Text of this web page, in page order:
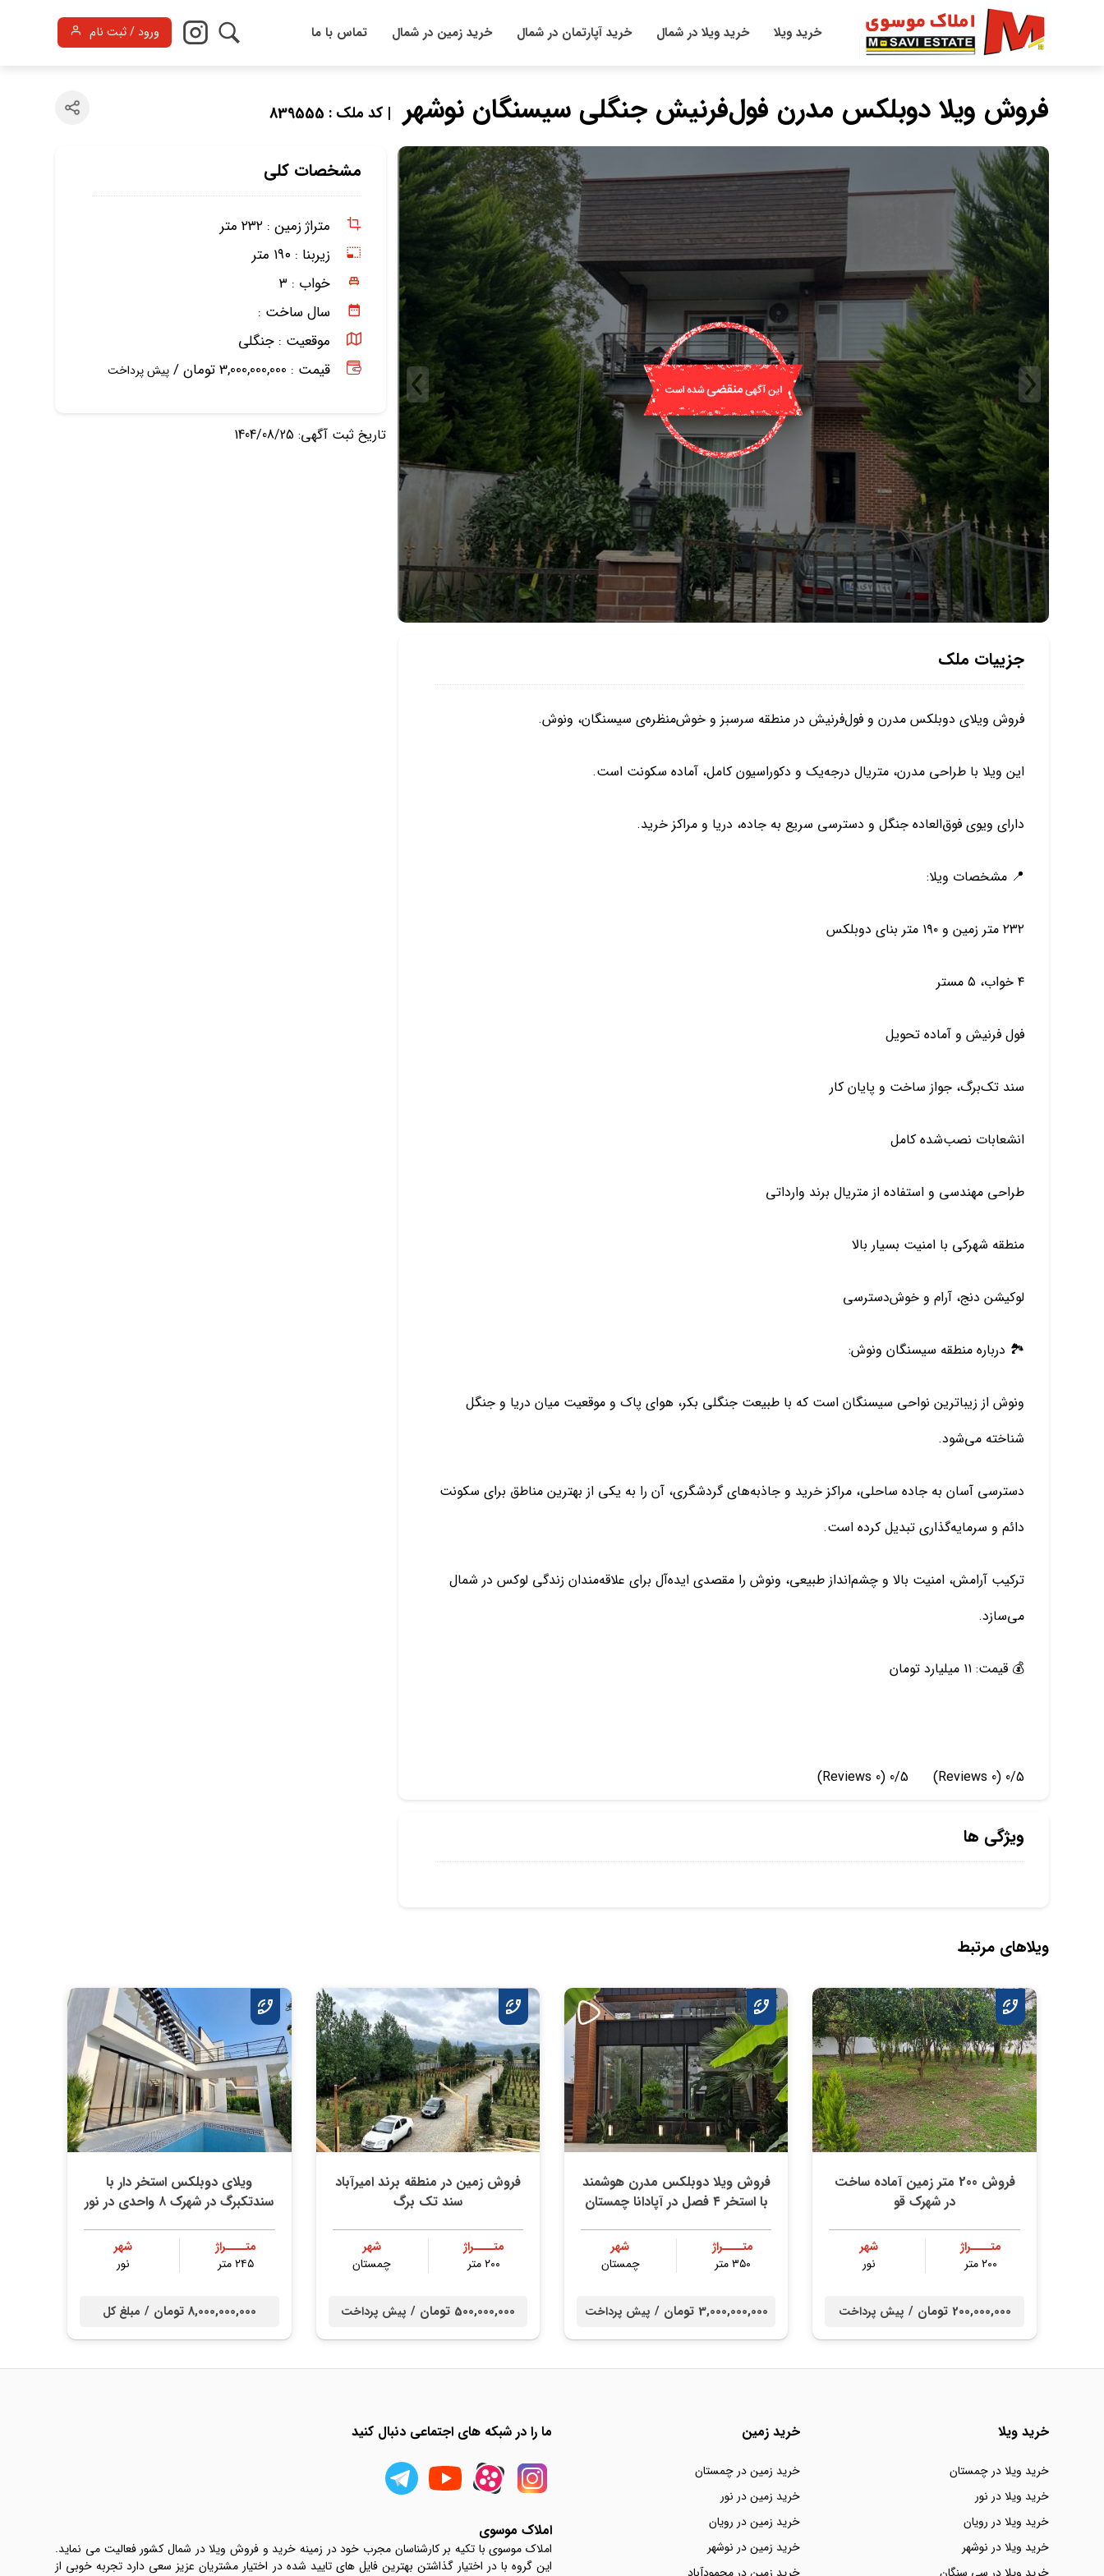
خرید ویلا خرید ویلا در شمال خرید آپارتمان در شمال خرید زمین در شمال تماس با ما ورود / ثبت نام
فروش ویلا دوبلکس مدرن فول‌فرنیش جنگلی سیسنگان نوشهر | کد ملک : 839555
مشخصات کلی
متراژ زمین : ۲۳۲ متر
زیربنا : ۱۹۰ متر
خواب : ۳
سال ساخت :
موقعیت : جنگلی
قیمت : 3,000,000,000 تومان /
پیش پرداخت
تاریخ ثبت آگهی: 1404/08/25
جزییات ملک
فروش ویلای دوبلکس مدرن و فول‌فرنیش در منطقه سرسبز و خوش‌منظره‌ی سیسنگان، ونوش.
این ویلا با طراحی مدرن، متریال درجه‌یک و دکوراسیون کامل، آماده سکونت است.
دارای ویوی فوق‌العاده جنگل و دسترسی سریع به جاده، دریا و مراکز خرید.
📍 مشخصات ویلا:
۲۳۲ متر زمین و ۱۹۰ متر بنای دوبلکس
۴ خواب، ۵ مستر
فول فرنیش و آماده تحویل
سند تک‌برگ، جواز ساخت و پایان کار
انشعابات نصب‌شده کامل
طراحی مهندسی و استفاده از متریال برند وارداتی
منطقه شهرکی با امنیت بسیار بالا
لوکیشن دنج، آرام و خوش‌دسترسی
🏞 درباره منطقه سیسنگان ونوش:
ونوش از زیباترین نواحی سیسنگان است که با طبیعت جنگلی بکر، هوای پاک و موقعیت میان دریا و جنگل
شناخته می‌شود.
دسترسی آسان به جاده ساحلی، مراکز خرید و جاذبه‌های گردشگری، آن را به یکی از بهترین مناطق برای سکونت
دائم و سرمایه‌گذاری تبدیل کرده است.
ترکیب آرامش، امنیت بالا و چشم‌انداز طبیعی، ونوش را مقصدی ایده‌آل برای علاقه‌مندان زندگی لوکس در شمال
می‌سازد.
💰 قیمت: ۱۱ میلیارد تومان
0/5
(0 Reviews)
0/5
(0 Reviews)
ویژگی ها
ویلاهای مرتبط
فروش 200 متر زمین آماده ساخت
در شهرک قو
متــــراژ
۲۰۰ متر
شهر
نور
200,000,000 تومان / پیش پرداخت
فروش ویلا دوبلکس مدرن هوشمند
با استخر ۴ فصل در آپادانا چمستان
متــــراژ
۳۵۰ متر
شهر
چمستان
3,000,000,000 تومان / پیش پرداخت
فروش زمین در منطقه برند امیرآباد
سند تک برگ
متــــراژ
۲۰۰ متر
شهر
چمستان
500,000,000 تومان / پیش پرداخت
ویلای دوبلکس استخر دار با
سندتکبرگ در شهرک ۸ واحدی در نور
متــــراژ
۲۴۵ متر
شهر
نور
8,000,000,000 تومان / مبلغ کل
خرید ویلا
خرید ویلا در چمستان
خرید ویلا در نور
خرید ویلا در رویان
خرید ویلا در نوشهر
خرید زمین
خرید زمین در چمستان
خرید زمین در نور
خرید زمین در رویان
خرید زمین در نوشهر
ما را در شبکه های اجتماعی دنبال کنید
املاک موسوی
املاک موسوی با تکیه بر کارشناسان مجرب خود در زمینه خرید و فروش ویلا در شمال کشور فعالیت می نماید.
این گروه با در اختیار گذاشتن بهترین فایل های تایید شده در اختیار مشتریان عزیز سعی دارد تجربه خوبی از